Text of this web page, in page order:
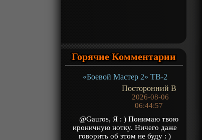
Горячие Комментарии
«Боевой Мастер 2» ТВ-2
Посторонний В
2026-08-06
06:44:57
@Gauros, Я : ) Понимаю твою
ироничную нотку. Ничего даже
говорить об этом не буду : )